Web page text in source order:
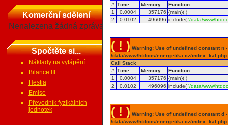
Komerční sdělení
Nenalezena žádná zpráva
Spočtěte si...
Náklady na vytápění
Bilance III
Hestia
Emise
Převodník fyzikálních
jednotek
# Time Memory
Function
1
0.0004 357176 {main}( )
2
0.0102 496096 include('/data/www/
( ! ) Warning: Use of undefined constant
/data/www/htdocs/energetika.cz/
Call Stack
# Time Memory
Function
1
0.0004 357176 {main}( )
2
0.0102 496096 include('/data/www/
( ! ) Warning: Use of undefined constant
/data/www/htdocs/energetika.cz/